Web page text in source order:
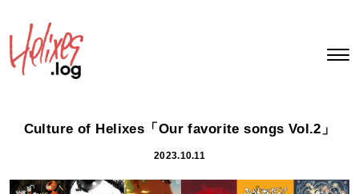
Culture of Helixes「Our favorite songs Vol.2」
2023.10.11